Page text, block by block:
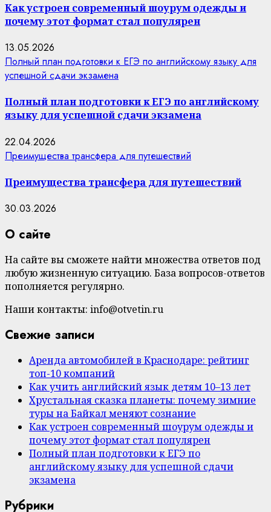
Как устроен современный шоурум одежды и
почему этот формат стал популярен
13.05.2026
Полный план подготовки к ЕГЭ по английскому языку для
успешной сдачи экзамена
Полный план подготовки к ЕГЭ по английскому
языку для успешной сдачи экзамена
22.04.2026
Преимущества трансфера для путешествий
Преимущества трансфера для путешествий
30.03.2026
О сайте
На сайте вы сможете найти множества ответов под
любую жизненную ситуацию. База вопросов-ответов
пополняется регулярно.
Наши контакты: info@otvetin.ru
Свежие записи
Аренда автомобилей в Краснодаре: рейтинг
топ-10 компаний
Как учить английский язык детям 10–13 лет
Хрустальная сказка планеты: почему зимние
туры на Байкал меняют сознание
Как устроен современный шоурум одежды и
почему этот формат стал популярен
Полный план подготовки к ЕГЭ по
английскому языку для успешной сдачи
экзамена
Рубрики